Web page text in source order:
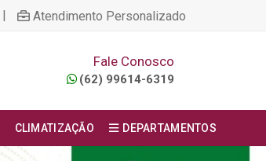
| Atendimento Personalizado
Fale Conosco
(62) 99614-6319
CLIMATIZAÇÃO DEPARTAMENTOS